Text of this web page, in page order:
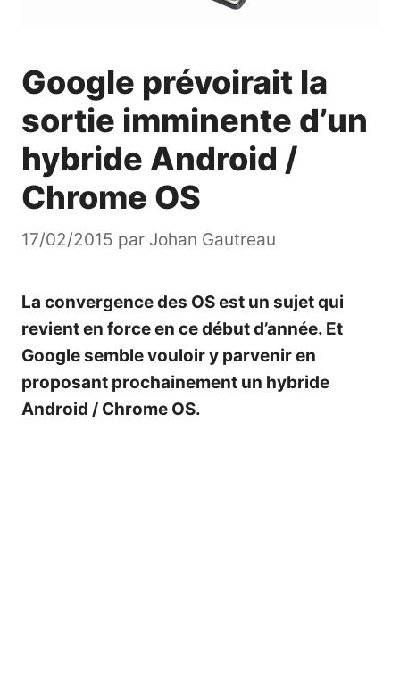
Google prévoirait la
sortie imminente d’un
hybride Android /
Chrome OS
17/02/2015 par Johan Gautreau
La convergence des OS est un sujet qui
revient en force en ce début d’année. Et
Google semble vouloir y parvenir en
proposant prochainement un hybride
Android / Chrome OS.